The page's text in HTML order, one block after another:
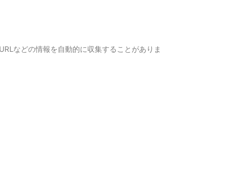
などの情報を自動的に収集することがありま